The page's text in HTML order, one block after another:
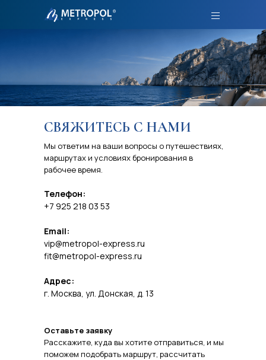
СВЯЖИТЕСЬ С НАМИ
Мы ответим на ваши вопросы о путешествиях,
маршрутах и условиях бронирования в
рабочее время.
Телефон:
+7 925 218 03 53
Email:
vip@metropol-express.ru
fit@metropol-express.ru
Адрес:
г. Москва, ул. Донская, д. 13
Оставьте заявку
Расскажите, куда вы хотите отправиться, и мы
поможем подобрать маршрут, рассчитать